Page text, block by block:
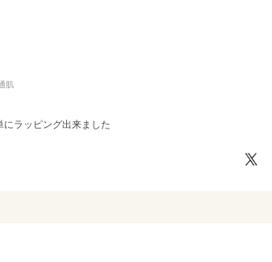
肌
ラッピング出来ました